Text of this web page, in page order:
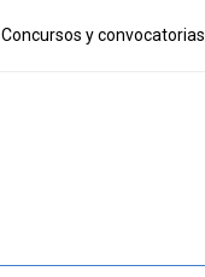
Concursos y convocatorias